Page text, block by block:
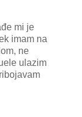
mi je
imam na
ne
ulazim